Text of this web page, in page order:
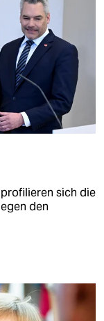
sich die
den